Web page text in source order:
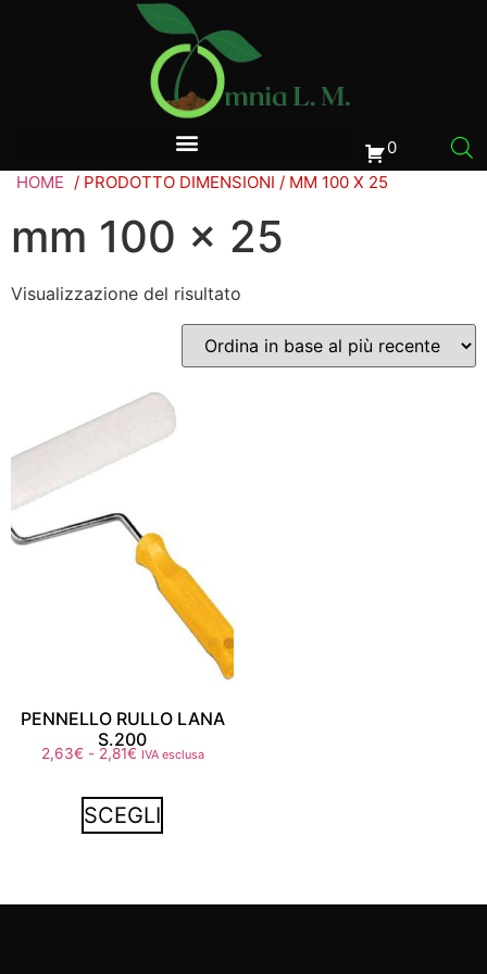
0
HOME / PRODOTTO DIMENSIONI / MM 100 X 25
mm 100 x 25
Visualizzazione del risultato
PENNELLO RULLO LANA
S.200
2,63€ - 2,81€ IVA esclusa
SCEGLI